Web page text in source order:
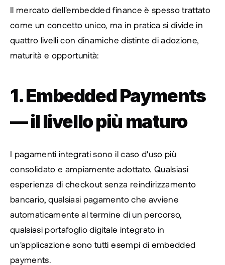
Il mercato dell'embedded finance è spesso trattato
come un concetto unico, ma in pratica si divide in
quattro livelli con dinamiche distinte di adozione,
maturità e opportunità:
1. Embedded Payments
— il livello più maturo
I pagamenti integrati sono il caso d'uso più
consolidato e ampiamente adottato. Qualsiasi
esperienza di checkout senza reindirizzamento
bancario, qualsiasi pagamento che avviene
automaticamente al termine di un percorso,
qualsiasi portafoglio digitale integrato in
un'applicazione sono tutti esempi di embedded
payments.